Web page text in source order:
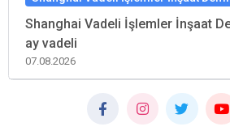
Shanghai Vadeli İşlemler İnşaat
ay vadeli
07.08.2026